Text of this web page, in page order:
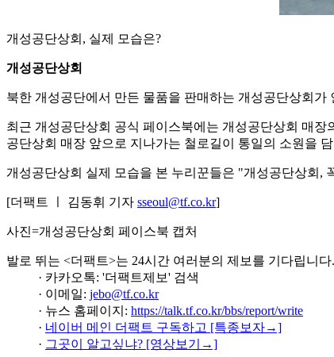
개성공단상회, 실제 모습은?
개성공단상회
북한 개성공단에서 만든 물품을 판매하는 개성공단상회
최근 개성공단상회 공식 페이스북에는 개성공단상회 매
공단상회 매장 앞으로 지나가는 철로길이 통일의 소원을
개성공단상회 실제 모습을 본 누리꾼들은 "개성공단상회,
[더팩트 ㅣ 김동휘 기자 sseoul@tf.co.kr]
사진=개성공단상회 페이스북 캡처
발로 뛰는 <더팩트>는 24시간 여러분의 제보를 기다립니다.
· 카카오톡: '더팩트제보' 검색
· 이메일: jebo@tf.co.kr
· 뉴스 홈페이지: https://talk.tf.co.kr/bbs/report/write
· 네이버 메인 더팩트 구독하고 [특종보자→]
· 그곳이 알고싶냐? [영상보기→]